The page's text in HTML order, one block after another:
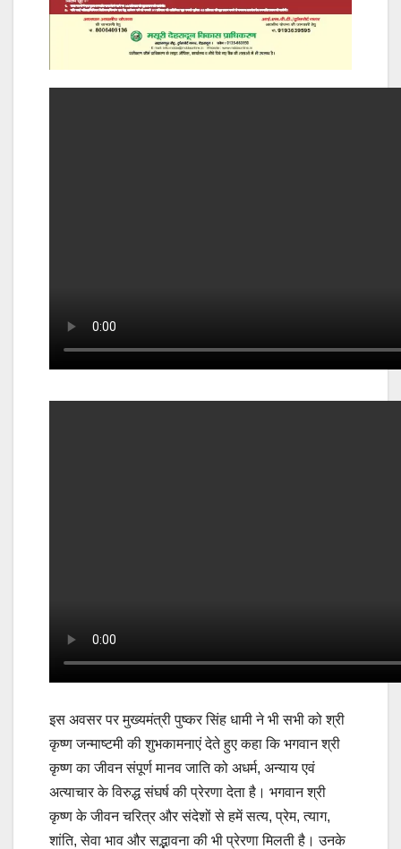
इस अवसर पर मुख्यमंत्री पुष्कर सिंह धामी ने भी सभी को श्री
कृष्ण जन्माष्टमी की शुभकामनाएं देते हुए कहा कि भगवान श्री
कृष्ण का जीवन संपूर्ण मानव जाति को अधर्म, अन्याय एवं
अत्याचार के विरुद्ध संघर्ष की प्रेरणा देता है। भगवान श्री
कृष्ण के जीवन चरित्र और संदेशों से हमें सत्य, प्रेम, त्याग,
शांति, सेवा भाव और सद्भावना की भी प्रेरणा मिलती है। उनके